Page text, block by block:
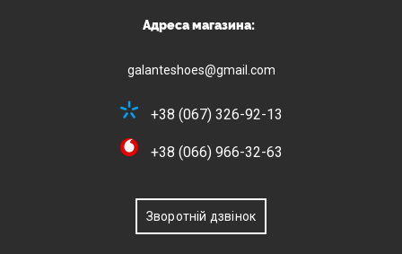
Адреса магазина:
galanteshoes@gmail.com
+38 (067) 326-92-13
+38 (066) 966-32-63
Зворотній дзвінок